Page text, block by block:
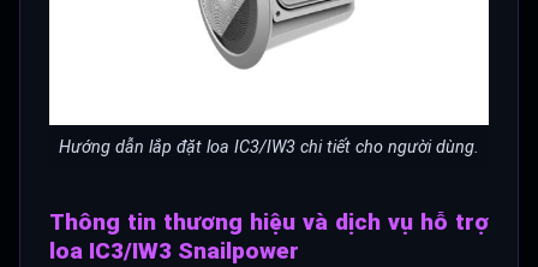
Hướng dẫn lắp đặt loa IC3/IW3 chi tiết cho người dùng.
Thông tin thương hiệu và dịch vụ hỗ trợ
loa IC3/IW3 Snailpower